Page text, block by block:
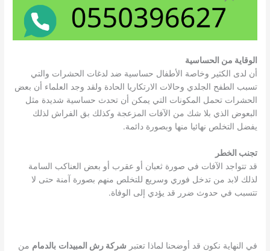
الوقاية من الحساسية
أن لدى الكثير وخاصة الأطفال حساسية ضد لدغات الحشرات والتي
تسبب الطفح الجلدي وحالات الارتكاريا الحادة ولقد وجد العلماء أن بعض
الحشرات تحمل المكونات التي يمكن أن تحدث حساسية شديدة مثل
البعوض الذي بلا شك من الآفات المزعجة وكذلك بق الفراش لذلك
يفضل التخلص نهائيا منها وبصورة دائمة.
تجنب الخطر
قد تتواجد الآفات في صورة ثعبان أو عقرب أو بعض العناكب السامة
لذلك لابد من تدخل فوري وسريع للتخلص منهم بصورة آمنة حتى لا
تتسبب في حدوث ضرر قد يؤدي إلى الوفاة.
في النهاية نكون قد أوضحنا لماذا تعتبر شركة رش المبيدات بالدمام من